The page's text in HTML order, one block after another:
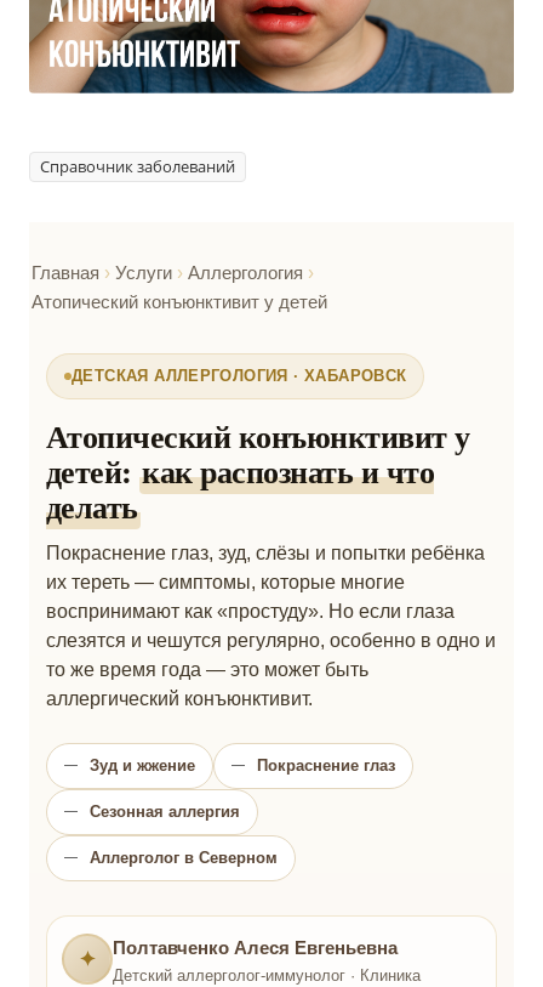
Справочник заболеваний
Главная › Услуги › Аллергология ›
Атопический конъюнктивит у детей
ДЕТСКАЯ АЛЛЕРГОЛОГИЯ · ХАБАРОВСК
Атопический конъюнктивит у
детей:как распознать и что
делать
Покраснение глаз, зуд, слёзы и попытки ребёнка
их тереть — симптомы, которые многие
воспринимают как «простуду». Но если глаза
слезятся и чешутся регулярно, особенно в одно и
то же время года — это может быть
аллергический конъюнктивит.
Зуд и жжение Покраснение глаз
Сезонная аллергия
Аллерголог в Северном
✦
Полтавченко Алеся Евгеньевна
Детский аллерголог-иммунолог · Клиника